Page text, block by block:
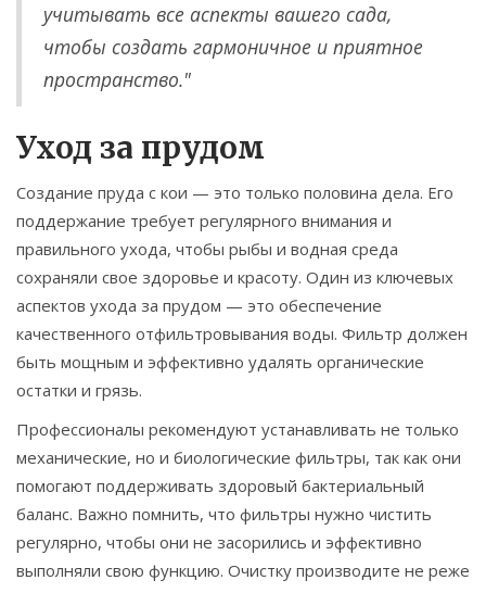
учитывать все аспекты вашего сада,
чтобы создать гармоничное и приятное
пространство."
Уход за прудом
Создание пруда с кои — это только половина дела. Его
поддержание требует регулярного внимания и
правильного ухода, чтобы рыбы и водная среда
сохраняли свое здоровье и красоту. Один из ключевых
аспектов ухода за прудом — это обеспечение
качественного отфильтровывания воды. Фильтр должен
быть мощным и эффективно удалять органические
остатки и грязь.
Профессионалы рекомендуют устанавливать не только
механические, но и биологические фильтры, так как они
помогают поддерживать здоровый бактериальный
баланс. Важно помнить, что фильтры нужно чистить
регулярно, чтобы они не засорились и эффективно
выполняли свою функцию. Очистку производите не реже